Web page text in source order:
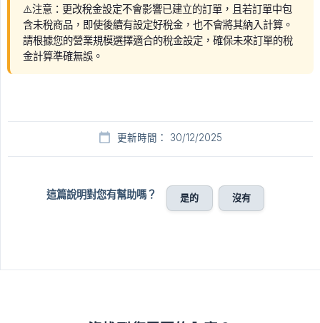
⚠️注意：更改稅金設定不會影響已建立的訂單，且若訂單中包
含未稅商品，即使後續有設定好稅金，也不會將其納入計算。
請根據您的營業規模選擇適合的稅金設定，確保未來訂單的稅
金計算準確無誤。
更新時間： 30/12/2025
這篇說明對您有幫助嗎？ 是的 沒有